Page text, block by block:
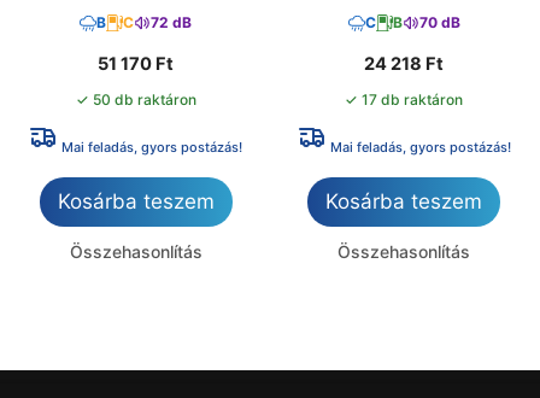
B C 72 dB
51 170 Ft
✓ 50 db raktáron
Mai feladás, gyors postázás!
Kosárba teszem
Összehasonlítás
C B 70 dB
24 218 Ft
✓ 17 db raktáron
Mai feladás, gyors postázás!
Kosárba teszem
Összehasonlítás